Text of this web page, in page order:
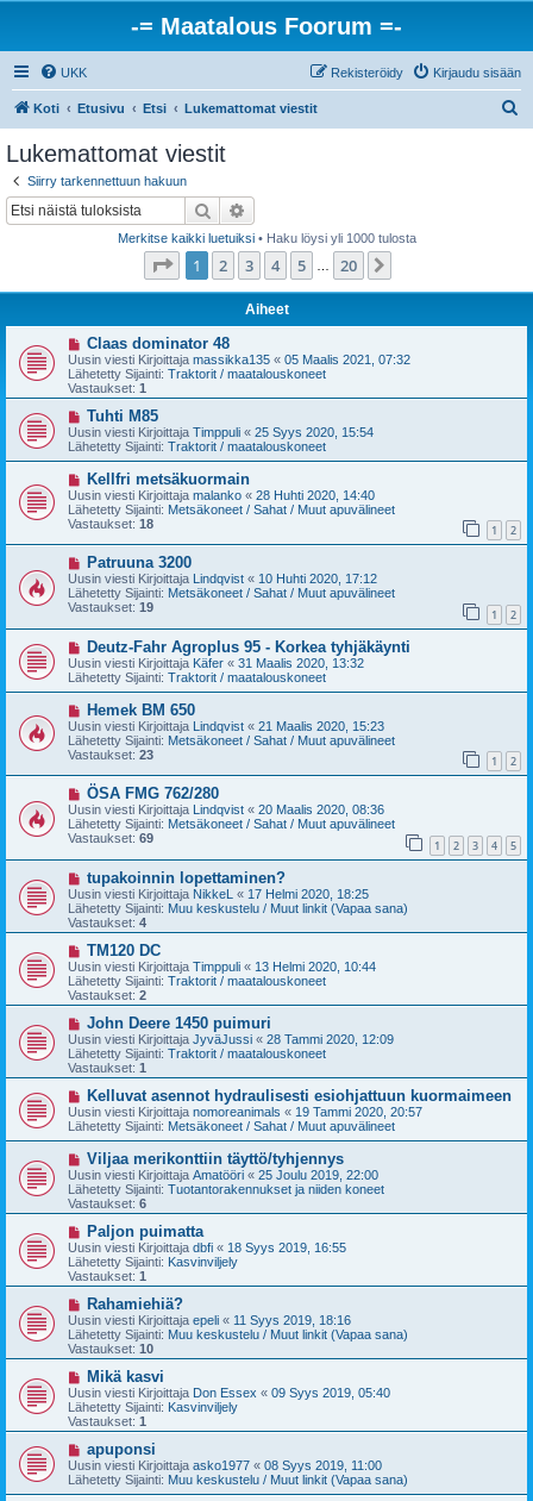
-= Maatalous Foorum =-
UKK Kirjaudu sisään
Rekisteröidy
Koti Etusivu Etsi Lukemattomat viestit
Lukemattomat viestit
Siirry tarkennettuun hakuun
Etsi
Merkitse kaikki luetuiksi• Haku löysi yli 1000 tulosta
Sivu /20
1 2 3 4 5 20
Aiheet
U
u
s
i
v
s
t
Claas dominator 48
Uusin viesti Kirjoittaja massikka135 « 05 Maalis 2021, 07:32
Lähetetty Sijainti: Traktorit / maatalouskoneet
Vastaukset: 1
U
u
s
i
v
e
s
t
i
Tuhti M85
Uusin viesti Kirjoittaja Timppuli « 25 Syys 2020, 15:54
Lähetetty Sijainti: Traktorit / maatalouskoneet
U
u
s
i
v
i
s
t
i
Kellfri metsäkuormain
Uusin viesti Kirjoittaja malanko « 28 Huhti 2020, 14:40
Lähetetty Sijainti: Metsäkoneet / Sahat / Muut apuvälineet
Vastaukset: 18 1 2
U
u
s
i
v
i
e
s
t
Patruuna 3200
Uusin viesti Kirjoittaja Lindqvist « 10 Huhti 2020, 17:12
Lähetetty Sijainti: Metsäkoneet / Sahat / Muut apuvälineet
Vastaukset: 19 1 2
U
u
s
i
v
e
s
t
i
Deutz-Fahr Agroplus 95 - Korkea tyhjäkäynti
Uusin viesti Kirjoittaja Käfer « 31 Maalis 2020, 13:32
Lähetetty Sijainti: Traktorit / maatalouskoneet
U
u
s
i
v
i
e
s
t
i
Hemek BM 650
Uusin viesti Kirjoittaja Lindqvist « 21 Maalis 2020, 15:23
Lähetetty Sijainti: Metsäkoneet / Sahat / Muut apuvälineet
Vastaukset: 23 1 2
U
u
s
i
i
e
s
t
i
ÖSA FMG 762/280
Uusin viesti Kirjoittaja Lindqvist « 20 Maalis 2020, 08:36
Lähetetty Sijainti: Metsäkoneet / Sahat / Muut apuvälineet
Vastaukset: 69 1 2 3 4 5
U
u
s
i
v
s
t
i
tupakoinnin lopettaminen?
Uusin viesti Kirjoittaja NikkeL « 17 Helmi 2020, 18:25
Lähetetty Sijainti: Muu keskustelu / Muut linkit (Vapaa sana)
Vastaukset: 4
U
u
s
i
v
e
s
t
i
TM120 DC
Uusin viesti Kirjoittaja Timppuli « 13 Helmi 2020, 10:44
Lähetetty Sijainti: Traktorit / maatalouskoneet
Vastaukset: 2
U
u
s
i
v
e
s
t
John Deere 1450 puimuri
Uusin viesti Kirjoittaja JyväJussi « 28 Tammi 2020, 12:09
Lähetetty Sijainti: Traktorit / maatalouskoneet
Vastaukset: 1
U
u
s
i
v
e
s
t
Kelluvat asennot hydraulisesti esiohjattuun kuormaimeen
Uusin viesti Kirjoittaja nomoreanimals « 19 Tammi 2020, 20:57
Lähetetty Sijainti: Metsäkoneet / Sahat / Muut apuvälineet
U
u
s
i
v
e
s
t
i
Viljaa merikonttiin täyttö/tyhjennys
Uusin viesti Kirjoittaja Amatööri « 25 Joulu 2019, 22:00
Lähetetty Sijainti: Tuotantorakennukset ja niiden koneet
Vastaukset: 6
U
u
s
i
v
e
s
t
i
Paljon puimatta
Uusin viesti Kirjoittaja dbfi « 18 Syys 2019, 16:55
Lähetetty Sijainti: Kasvinviljely
Vastaukset: 1
U
u
s
i
v
e
s
t
i
Rahamiehiä?
Uusin viesti Kirjoittaja epeli « 11 Syys 2019, 18:16
Lähetetty Sijainti: Muu keskustelu / Muut linkit (Vapaa sana)
Vastaukset: 10
U
u
s
i
v
e
s
t
Mikä kasvi
Uusin viesti Kirjoittaja Don Essex « 09 Syys 2019, 05:40
Lähetetty Sijainti: Kasvinviljely
Vastaukset: 1
U
u
s
i
apuponsi
Uusin viesti Kirjoittaja asko1977 « 08 Syys 2019, 11:00
Lähetetty Sijainti: Muu keskustelu / Muut linkit (Vapaa sana)